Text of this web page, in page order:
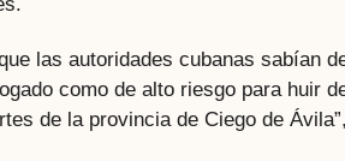
las autoridades cubanas sabían
como de alto riesgo para huir
de la provincia de Ciego de